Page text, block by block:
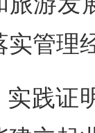
实管理
实践证